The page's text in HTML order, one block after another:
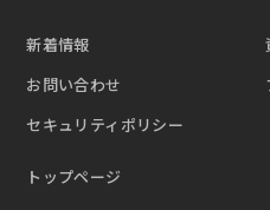
新着情報
お問い合わせ
セキュリティポリシー
トップページ